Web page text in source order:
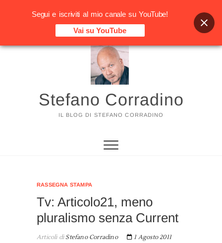
Vai
Stefano Corradino
IL BLOG DI STEFANO CORRADINO
RASSEGNA STAMPA
Tv: Articolo21, meno
pluralismo senza Current
Articoli diStefano Corradino 1 Agosto 2011
Segui e iscriviti al mio canale su YouTube!
Vai su YouTube